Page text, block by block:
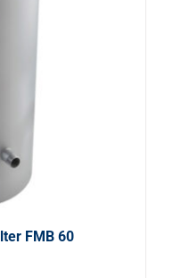
FMB 60